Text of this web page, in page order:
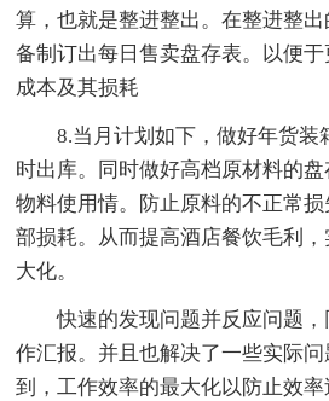
算，也就是整进整出。在整进整
备制订出每日售卖盘存表。以便
成本及其损耗
8.当月计划如下，做好年货装
时出库。同时做好高档原材料的
物料使用情。防止原料的不正常
部损耗。从而提高酒店餐饮毛利
大化。
快速的发现问题并反应问题
作汇报。并且也解决了一些实际
到，工作效率的最大化以防止效